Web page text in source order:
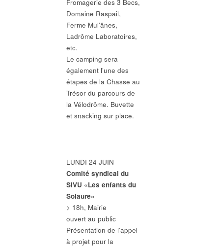
Fromagerie des 3 Becs,
Domaine Raspail,
Ferme Mul’ânes,
Ladrôme Laboratoires,
etc.
Le camping sera
également l’une des
étapes de la Chasse au
Trésor du parcours de
la Vélodrôme. Buvette
et snacking sur place.
LUNDI 24 JUIN
Comité syndical du
SIVU «Les enfants du
Solaure»
> 18h, Mairie
ouvert au public
Présentation de l’appel
à projet pour la